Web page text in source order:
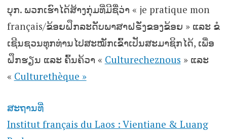
ບຸກ. ພວກເຮົາໄດ້ສ້າງກຸ່ມທີ່ມີຊື່ວ່າ « je pratique mon
français/ຂ້ອຍຝຶກລະດັບພາສາຝຣັ່ງຂອງຂ້ອຍ » ແລະ ຂໍ
ເຊີນຊວນທຸກທ່ານໄປສະໝັກເຂົ້າເປັນສະມາຊິກໄດ້, ເພື່ອ
ຝຶກຮຽນ ແລະ ຄົ້ນຄ້ວາ « Culturecheznous » ແລະ
« Culturethèque »
ສະຖານທີ່
Institut français du Laos : Vientiane & Luang